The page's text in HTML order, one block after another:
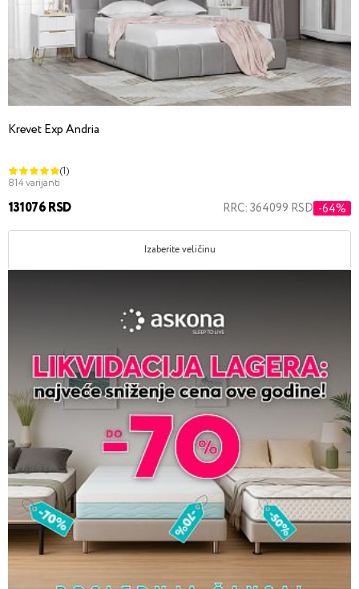
Krevet Exp Andria
(1)
814 varijanti
131076 RSD RRC: 364099 RSD -64%
Izaberite veličinu